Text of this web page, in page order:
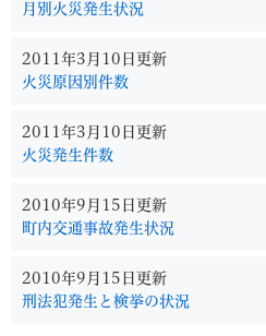
月別火災発生状況
2011年3月10日更新
火災原因別件数
2011年3月10日更新
火災発生件数
2010年9月15日更新
町内交通事故発生状況
2010年9月15日更新
刑法犯発生と検挙の状況